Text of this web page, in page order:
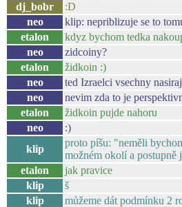
dj_bobr
:D
neo
klip: nepriblizuje se to
etalon
kdyz bychom tedka
neo
zidcoiny?
etalon
židkoin :)
neo
ted Izraelci vsechny
neo
nevim zda to je
etalon
židkoin pujde nahoru
neo
:)
klip
proto píšu: "neměli
možném okolí a postupně
etalon
jak pravice
klip
š
klip
můžeme dát podmínku 2